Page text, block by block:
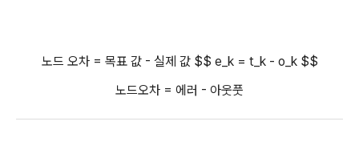
노드 오차 = 목표 값 - 실제 값 $$ e_k = t_k - o_k $$
노드오차 = 에러 - 아웃풋